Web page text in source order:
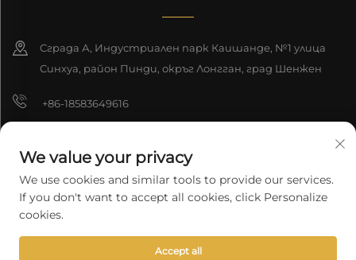
Сграда А, Индустриален парк Каишанде, №1 улица
Синхуа, район Пинди, окръг Лонгган, град Шенжен
+86-18583649616
8618165761396
Автоматно право © 2026 Шънджън Лонгюан Технолоджи К.о.,
Лтд. Всички права запазени. Политика за поверителност
We value your privacy
We use cookies and similar tools to provide our services.
If you don't want to accept all cookies, click Personalize
cookies.
Accept all